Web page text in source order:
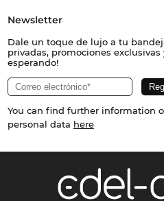
Newsletter
Dale un toque de lujo a tu
privadas, promociones
esperando!
You can find further information
personal data here